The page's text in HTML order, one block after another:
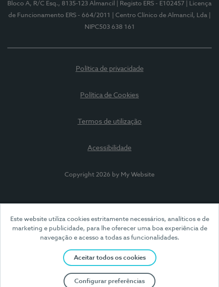
Este website utiliza cookies estritamente necessários, analíticos e de
marketing e publicidade, para lhe oferecer uma boa experiência de
navegação e acesso a todas as funcionalidades.
Aceitar todos os cookies
Configurar preferências
Bloco A, R/C Esq., 8135-123 Almancil
| Registo ERS - E102457
| Licença
de Funcionamento ERS - 664/2011
| Centro Clínico de Almancil, Lda
NIPC503 638 161
Política de privacidade
Política de Cookies
Termos de utilização
Acessibilidade
Copyright 2026 by My Website